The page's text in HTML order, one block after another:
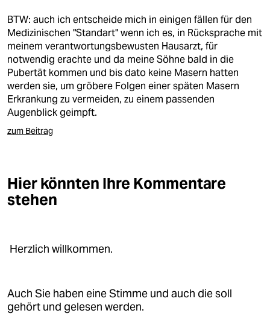
BTW: auch ich entscheide mich in einigen fällen für den
Medizinischen "Standart" wenn ich es, in Rücksprache mit
meinem verantwortungsbewusten Hausarzt, für
notwendig erachte und da meine Söhne bald in die
Pubertät kommen und bis dato keine Masern hatten
werden sie, um gröbere Folgen einer späten Masern
Erkrankung zu vermeiden, zu einem passenden
Augenblick geimpft.
zum Beitrag
Hier könnten Ihre Kommentare
stehen
Herzlich willkommen.
Auch Sie haben eine Stimme und auch die soll
gehört und gelesen werden.